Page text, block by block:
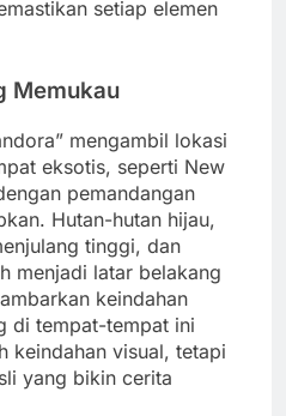
setiap elemen
Memukau
mengambil lokasi
eksotis, seperti New
pemandangan
Hutan-hutan hijau,
tinggi, dan
menjadi latar belakang
keindahan
di tempat-tempat ini
keindahan visual, tetapi
yang bikin cerita